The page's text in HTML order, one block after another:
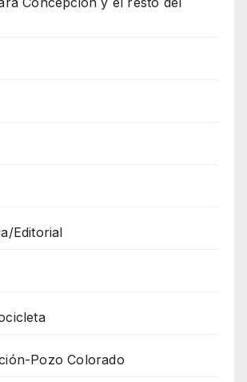
Editorial
Pozo Colorado